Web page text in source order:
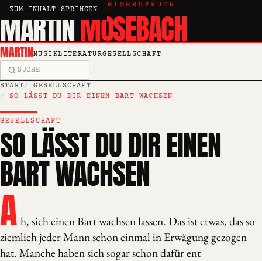
ZUM INHALT SPRINGEN
KRITIK, ESSAY, WIDERSPRUCH.
MARTINMOSEBACH
MARTINMUSIKLITERATURGESELLSCHAFT
Suche
START
GESELLSCHAFT
SO LÄSST DU DIR EINEN BART WACHSEN
GESELLSCHAFT
SO LÄSST DU DIR EINEN
BART WACHSEN
A h, sich einen Bart wachsen lassen. Das ist etwas, das so
ziemlich jeder Mann schon einmal in Erwägung gezogen
hat. Manche haben sich sogar schon dafür ent